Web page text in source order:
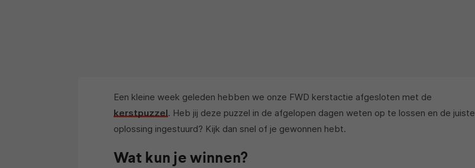
Een kleine week geleden hebben we onze FWD kerstactie afgesloten met de
kerstpuzzel. Heb jij deze puzzel in de afgelopen dagen weten op te lossen en de juiste
oplossing ingestuurd? Kijk dan snel of je gewonnen hebt.
Wat kun je winnen?